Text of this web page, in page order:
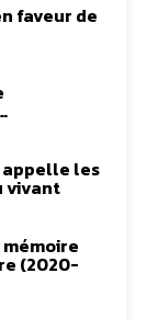
faveur de
appelle les
vivant
(2020-